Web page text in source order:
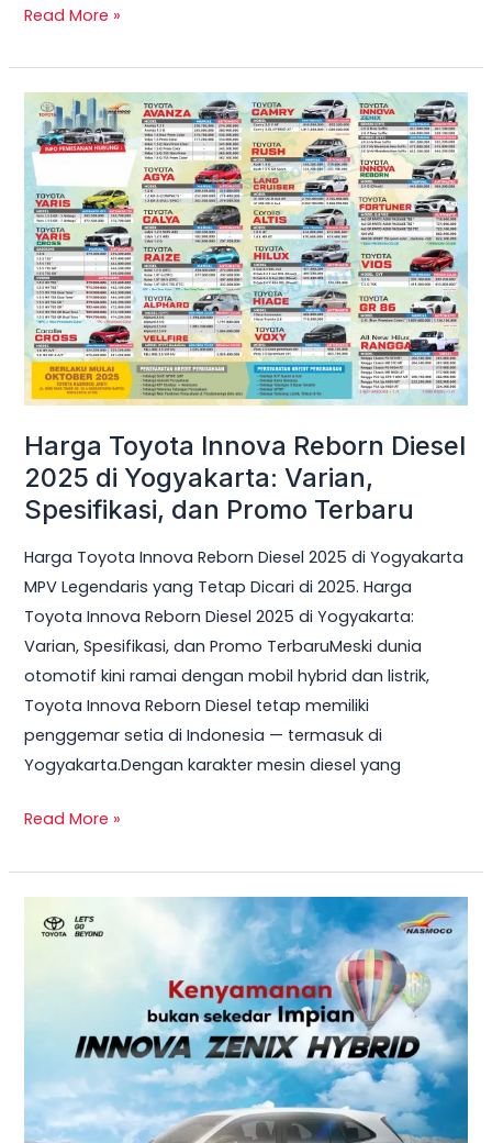
Read More »
Harga Toyota Innova Reborn Diesel
2025 di Yogyakarta: Varian,
Spesifikasi, dan Promo Terbaru
Harga Toyota Innova Reborn Diesel 2025 di Yogyakarta
MPV Legendaris yang Tetap Dicari di 2025. Harga
Toyota Innova Reborn Diesel 2025 di Yogyakarta:
Varian, Spesifikasi, dan Promo TerbaruMeski dunia
otomotif kini ramai dengan mobil hybrid dan listrik,
Toyota Innova Reborn Diesel tetap memiliki
penggemar setia di Indonesia — termasuk di
Yogyakarta.Dengan karakter mesin diesel yang
Harga
Toyota
Innova
Reborn
Diesel
2025
di
Yogyakarta:
Varian,
Spesifikasi,
dan
Promo
Terbaru
Read More »
Mobil
Bertenaga?
Toyota